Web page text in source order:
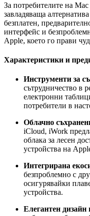
За потребителите на
завладяваща
безплатен,
интерфейс и
Apple, което го прави
Характеристики и
Инструменти за
сътрудничество в
електронни
потребители в
Облачно
iCloud, iWork
облака за лесен
устройства на
Интегрирана
безпроблемно с
осигурявайки
устройства.
Елегантен